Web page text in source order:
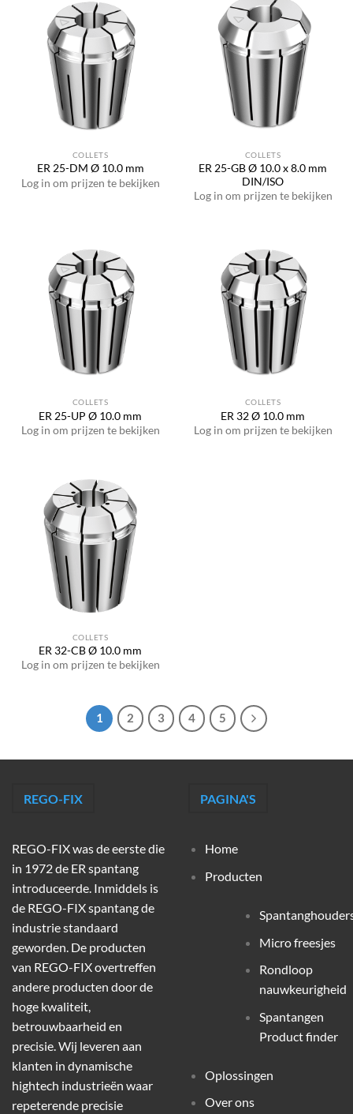
COLLETS
ER 25-DM Ø 10.0 mm
Log in om prijzen te bekijken
COLLETS
ER 25-GB Ø 10.0 x 8.0 mm
DIN/ISO
Log in om prijzen te bekijken
COLLETS
ER 25-UP Ø 10.0 mm
Log in om prijzen te bekijken
COLLETS
ER 32 Ø 10.0 mm
Log in om prijzen te bekijken
COLLETS
ER 32-CB Ø 10.0 mm
Log in om prijzen te bekijken
1 2 3 4 5
REGO-FIX
REGO-FIX was de eerste die
in 1972 de ER spantang
introduceerde. Inmiddels is
de REGO-FIX spantang de
industrie standaard
geworden. De producten
van REGO-FIX overtreffen
andere producten door de
hoge kwaliteit,
betrouwbaarheid en
precisie. Wij leveren aan
klanten in dynamische
hightech industrieën waar
repeterende precisie
PAGINA'S
Home
Producten
Micro freesjes
Rondloop
nauwkeurigheid
Spantangen
Product finder
Oplossingen
Over ons